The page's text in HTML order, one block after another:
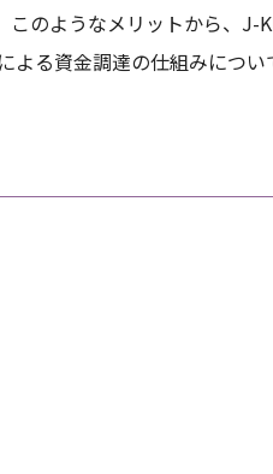
のようなメリットから、J-
よる資金調達の仕組みについ